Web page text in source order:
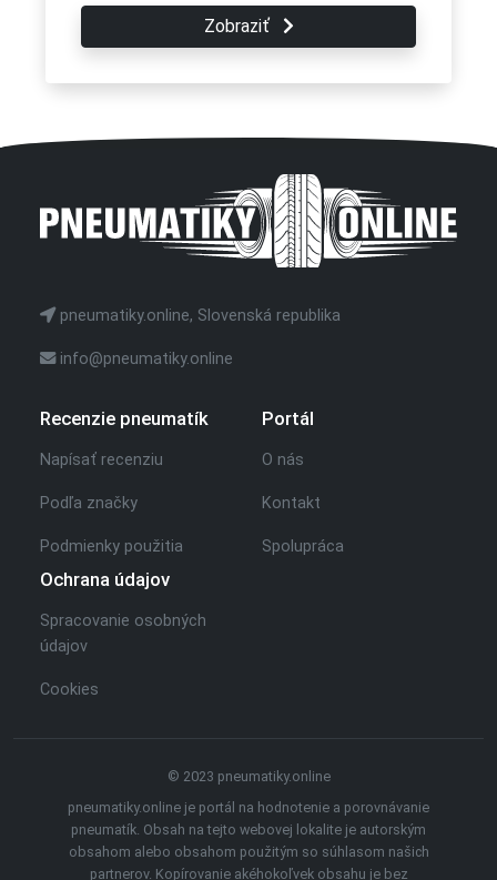
Zobraziť
pneumatiky.online, Slovenská republika
info@pneumatiky.online
Recenzie pneumatík
Napísať recenziu
Podľa značky
Podmienky použitia
Portál
O nás
Kontakt
Spolupráca
Ochrana údajov
Spracovanie osobných
údajov
Cookies
© 2023 pneumatiky.online
pneumatiky.online je portál na hodnotenie a porovnávanie
pneumatík. Obsah na tejto webovej lokalite je autorským
obsahom alebo obsahom použitým so súhlasom našich
partnerov. Kopírovanie akéhokoľvek obsahu je bez